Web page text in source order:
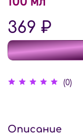
(0)
369 ₽
Описание